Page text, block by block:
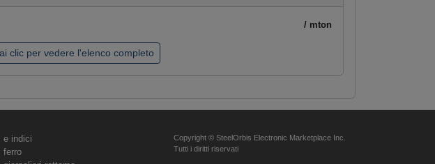
/ mton
clic per vedere l'elenco completo
e indici
ferro
Copyright © SteelOrbis Electronic Marketplace Inc.
Tutti i diritti riservati